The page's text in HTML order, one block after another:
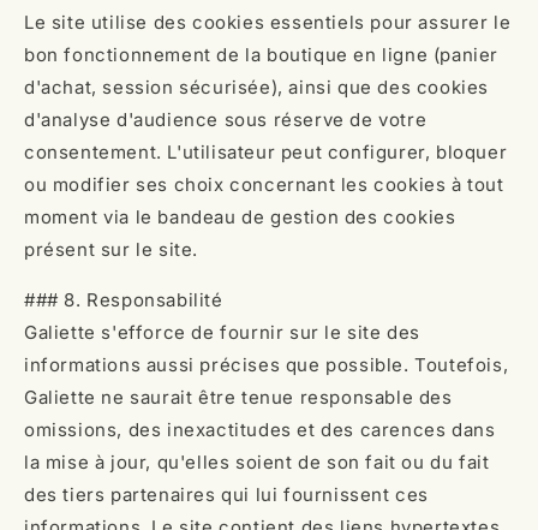
Le site utilise des cookies essentiels pour assurer le
bon fonctionnement de la boutique en ligne (panier
d'achat, session sécurisée), ainsi que des cookies
d'analyse d'audience sous réserve de votre
consentement. L'utilisateur peut configurer, bloquer
ou modifier ses choix concernant les cookies à tout
moment via le bandeau de gestion des cookies
présent sur le site.
### 8. Responsabilité
Galiette s'efforce de fournir sur le site des
informations aussi précises que possible. Toutefois,
Galiette ne saurait être tenue responsable des
omissions, des inexactitudes et des carences dans
la mise à jour, qu'elles soient de son fait ou du fait
des tiers partenaires qui lui fournissent ces